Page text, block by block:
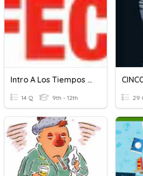
Intro A Los Tiempos Perfectos
14 Q 9th - 12th 29